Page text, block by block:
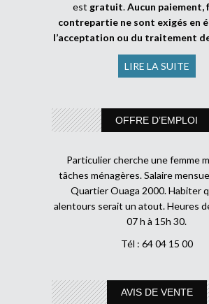
est gratuit.Aucun paiement,
contrepartie ne sont exigés en
l’acceptation ou du traitement
LIRE LA SUITE
OFFRE D’EMPLOI
Particulier cherche une femme
tâches ménagères. Salaire
Quartier Ouaga 2000. Habiter
alentours serait un atout. Heures
07 h à 15h 30.
Tél : 64 04 15 00
AVIS DE VENTE